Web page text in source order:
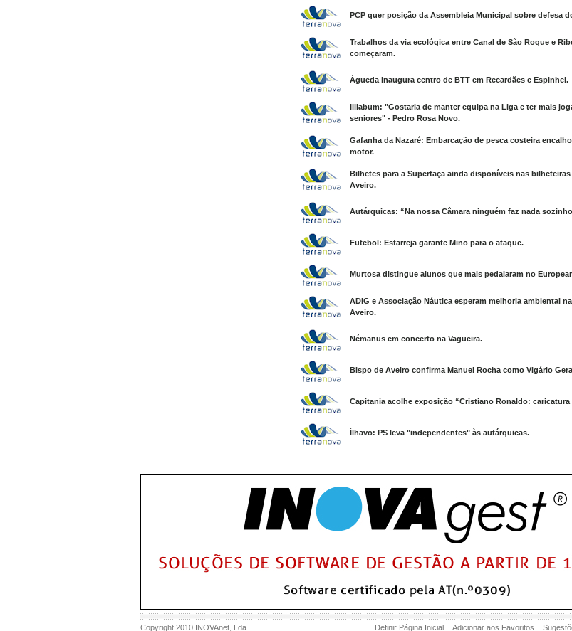
PCP quer posição da Assembleia Municipal sobre defesa
Trabalhos da via ecológica entre Canal de São Roque e
começaram.
Águeda inaugura centro de BTT em Recardães e Espinhel.
Illiabum: "Gostaria de manter equipa na Liga e ter mais
seniores" - Pedro Rosa Novo.
Gafanha da Nazaré: Embarcação de pesca costeira
motor.
Bilhetes para a Supertaça ainda disponíveis nas
Aveiro.
Autárquicas: “Na nossa Câmara ninguém faz nada
Futebol: Estarreja garante Mino para o ataque.
Murtosa distingue alunos que mais pedalaram no
ADIG e Associação Náutica esperam melhoria ambiental
Aveiro.
Némanus em concerto na Vagueira.
Bispo de Aveiro confirma Manuel Rocha como Vigário
Capitania acolhe exposição “Cristiano Ronaldo: caricatura
Ílhavo: PS leva "independentes" às autárquicas.
Copyright 2010 INOVAnet , Lda. Definir Página Inicial Adicionar aos Favoritos